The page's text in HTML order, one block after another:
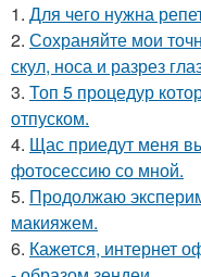
1. Для чего нужна
2. Сохраняйте мои
скул, носа и разрез
3. Топ 5 процедур
отпуском.
4. Щас приедут меня
фотосессию со мной.
5. Продолжаю
макияжем.
6. Кажется, интернет